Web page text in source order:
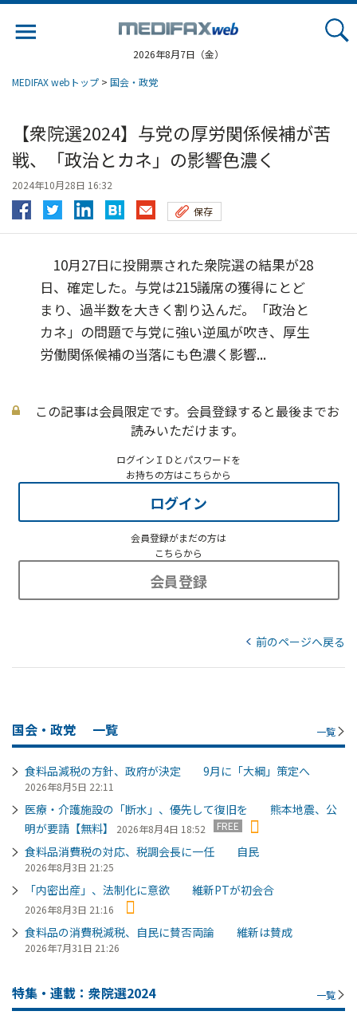
2026年8月7日（金）
MEDIFAX webトップ > 国会・政党
【衆院選2024】与党の厚労関係候補が苦
戦、「政治とカネ」の影響色濃く
2024年10月28日 16:32
保存
10月27日に投開票された衆院選の結果が28
日、確定した。与党は215議席の獲得にとど
まり、過半数を大きく割り込んだ。「政治と
カネ」の問題で与党に強い逆風が吹き、厚生
労働関係候補の当落にも色濃く影響...
この記事は会員限定です。会員登録すると最後までお
読みいただけます。
ログインＩＤとパスワードを
お持ちの方はこちらから
ログイン
会員登録がまだの方は
こちらから
会員登録
前のページへ戻る
国会・政党 一覧 一覧
食料品減税の方針、政府が決定 9月に「大綱」策定へ
2026年8月5日 22:11
医療・介護施設の「断水」、優先して復旧を 熊本地震、公
明が要請【無料】
2026年8月4日 18:52 FREE
食料品消費税の対応、税調会長に一任 自民
2026年8月3日 21:25
「内密出産」、法制化に意欲 維新PTが初会合
2026年8月3日 21:16
食料品の消費税減税、自民に賛否両論 維新は賛成
2026年7月31日 21:26
特集・連載：衆院選2024 一覧